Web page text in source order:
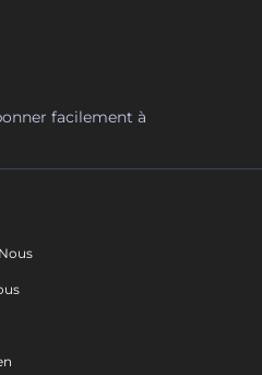
facilement à